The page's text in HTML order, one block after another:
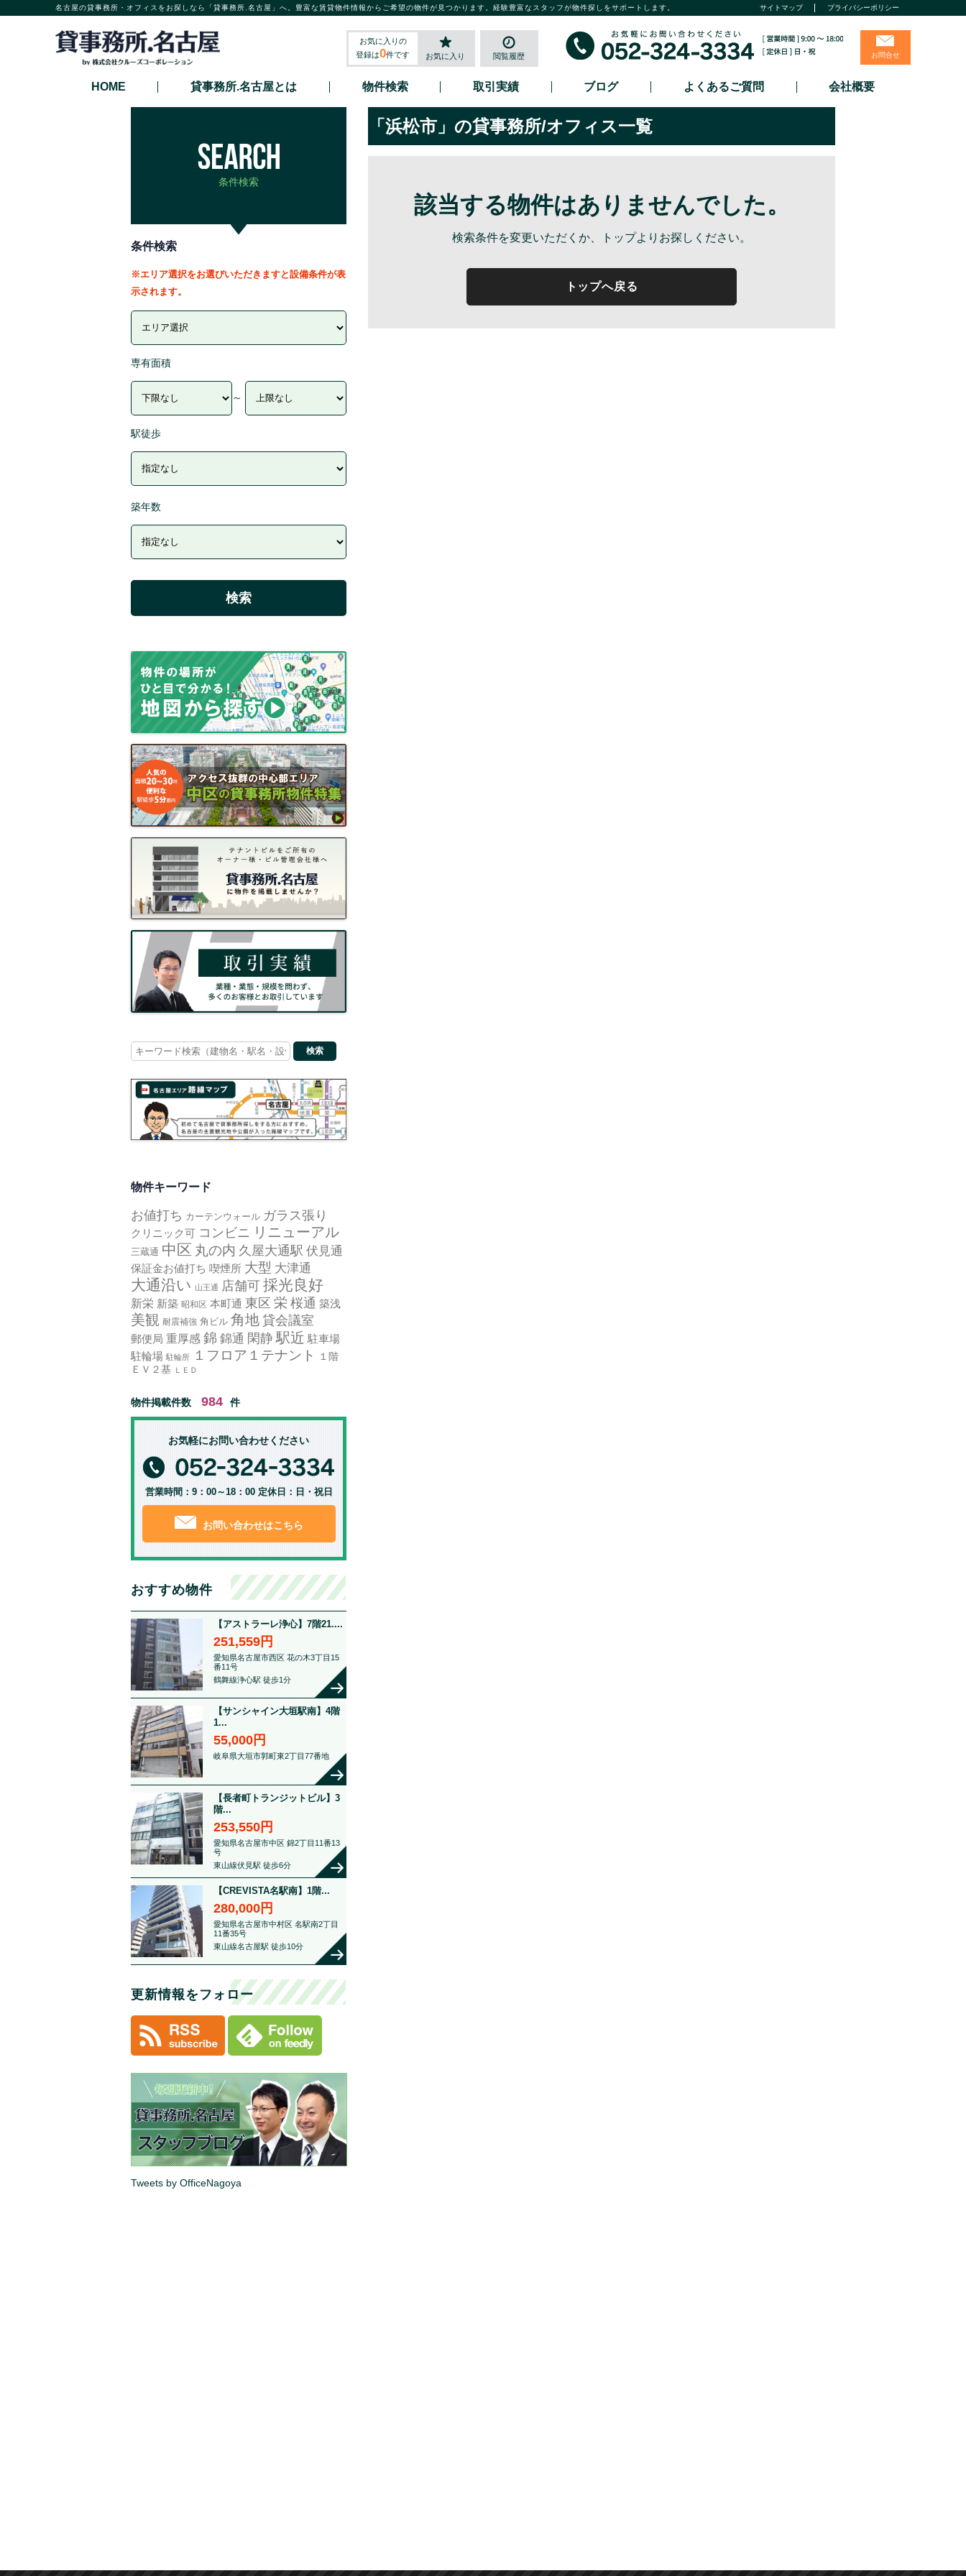
名古屋の貸事務所・オフィスをお探しなら「貸事務所.名古屋」へ。豊富な賃貸物件情報からご希望の物件が見つかります。経験豊富なスタッフが物件探しをサポートします。 サイトマップ プライバシーポリシー
お気に入りの
登録は0件です お気に入り 閲覧履歴 お問合せ
HOME 貸事務所.名古屋とは 物件検索 取引実績 ブログ よくあるご質問 会社概要
「浜松市」の貸事務所/オフィス一覧
該当する物件はありませんでした。
検索条件を変更いただくか、トップよりお探しください。
トップへ戻る
条件検索
条件検索
※エリア選択をお選びいただきますと設備条件が表
示されます。
専有面積
～
駅徒歩
築年数
Search
for:
物件キーワード
お値打ち カーテンウォール ガラス張り
クリニック可 コンビニ リニューアル
三蔵通 中区 丸の内 久屋大通駅 伏見通
保証金お値打ち 喫煙所 大型 大津通
大通沿い 山王通 店舗可 採光良好
新栄 新築 昭和区 本町通 東区 栄 桜通 築浅
美観 耐震補強 角ビル 角地 貸会議室
郵便局 重厚感 錦 錦通 閑静 駅近 駐車場
駐輪場 駐輪所 １フロア１テナント
１階
ＥＶ２基
ＬＥＤ
物件掲載件数 984 件
お気軽にお問い合わせください
営業時間：9：00～18：00 定休日：日・祝日
お問い合わせはこちら
おすすめ物件
【アストラーレ浄心】7階21....
251,559円
愛知県名古屋市西区 花の木3丁目15
番11号
鶴舞線浄心駅 徒歩1分
【サンシャイン大垣駅南】4階
1...
55,000円
岐阜県大垣市郭町東2丁目77番地
【長者町トランジットビル】3
階...
253,550円
愛知県名古屋市中区 錦2丁目11番13
号
東山線伏見駅 徒歩6分
【CREVISTA名駅南】1階...
280,000円
愛知県名古屋市中村区 名駅南2丁目
11番35号
東山線名古屋駅 徒歩10分
更新情報をフォロー
Tweets by OfficeNagoya